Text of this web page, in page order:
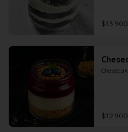
$13.900
$12.900